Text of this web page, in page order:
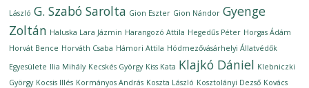
László G. Szabó Sarolta Gion Eszter Gion Nándor Gyenge
Zoltán Haluska Lara Jázmin Harangozó Attila Hegedűs Péter Horgas Ádám
Horvát Bence Horváth Csaba Hámori Attila Hódmezővásárhelyi Állatvédők
Egyesülete Ilia Mihály Kecskés György Kiss Kata Klajkó Dániel Klebniczki
György Kocsis Illés Kormányos András Koszta László Kosztolányi Dezső Kovács